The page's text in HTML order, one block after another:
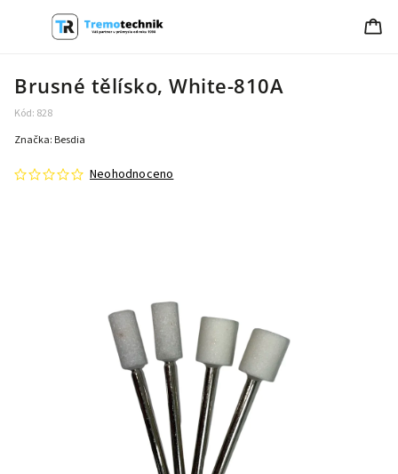
Brusné tělísko, White-810A
Kód: 828
Neohodnoceno
Značka: Besdia